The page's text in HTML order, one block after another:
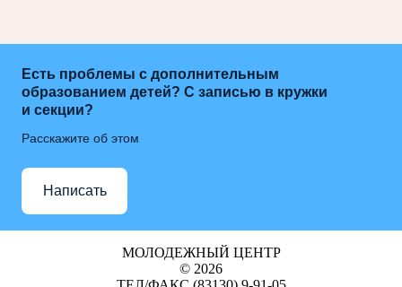
Есть проблемы с дополнительным
образованием детей? С записью в кружки
и секции?
Расскажите об этом
Написать
МОЛОДЕЖНЫЙ ЦЕНТР
© 2026